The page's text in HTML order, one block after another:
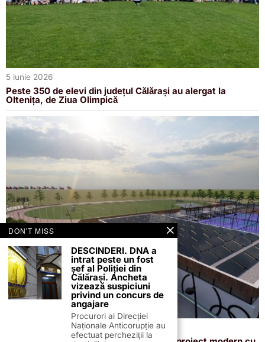
5 iunie 2026
Peste 350 de elevi din județul Călărași au alergat la
Oltenița, de Ziua Olimpică
DON'T MISS
DESCINDERI. DNA a
intrat peste un fost
șef al Poliției din
Călărași. Ancheta
vizează suspiciuni
privind un concurs de
angajare
Procurori ai Direcției
Naționale Anticorupție au
efectuat percheziții la